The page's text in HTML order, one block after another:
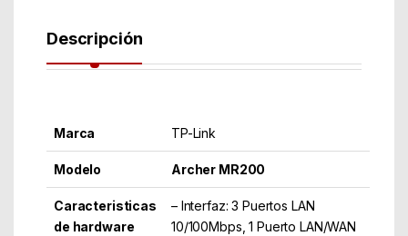
Descripción
Marca TP-Link
Modelo Archer MR200
Caracteristicas
de hardware
– Interfaz: 3 Puertos LAN
10/100Mbps, 1 Puerto LAN/WAN